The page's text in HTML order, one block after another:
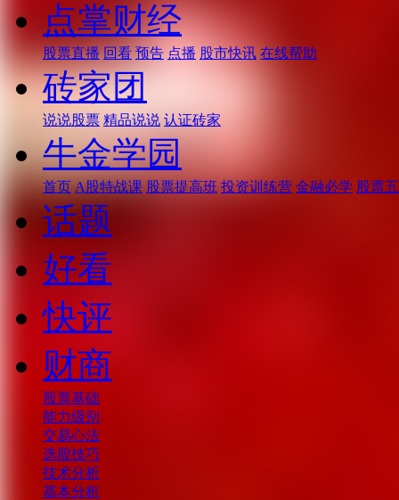
点掌财经
股票直播 回看 预告 点播 股市快讯 在线帮助
砖家团
说说股票 精品说说 认证砖家
牛金学园
首页 A股特战课 股票提高班 投资训练营 金融必学 股票
话题
好看
快评
财商
股票基础
能力级别
交易心法
选股技巧
技术分析
基本分析